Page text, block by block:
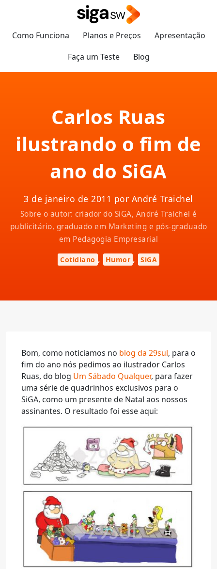
Como Funciona Planos e Preços
Apresentação
Faça um Teste
Blog
Carlos Ruas
ilustrando o fim de
ano do SiGA
3 de janeiro de 2011 por André Traichel
Sobre o autor: criador do SiGA, André Traichel é
publicitário, graduado em Marketing e pós-graduado
em Pedagogia Empresarial
Cotidiano , Humor , SiGA
Bom, como noticiamos no blog da 29sul, para o
fim do ano nós pedimos ao ilustrador Carlos
Ruas, do blog Um Sábado Qualquer, para fazer
uma série de quadrinhos exclusivos para o
SiGA, como um presente de Natal aos nossos
assinantes. O resultado foi esse aqui: